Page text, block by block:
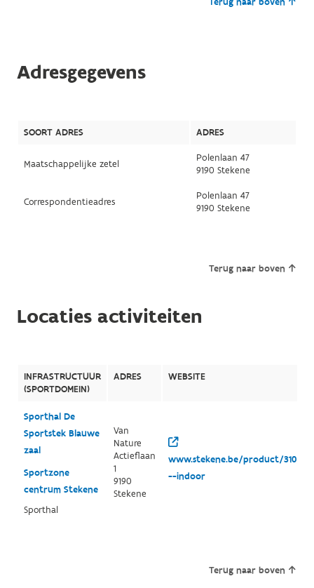
Adresgegevens
SOORT ADRES ADRES
Maatschappelijke zetel
Polenlaan 47
9190 Stekene
Correspondentieadres
Polenlaan 47
9190 Stekene
Terug naar boven
Locaties activiteiten
INFRASTRUCTUUR
(SPORTDOMEIN)
ADRES WEBSITE
Sporthal De
Sportstek Blauwe
zaal
Sportzone
centrum Stekene
Sporthal
Van
Nature
Actieflaan
1
9190
Stekene
www.stekene.be/product/310/
--indoor
Terug naar boven